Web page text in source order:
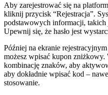
Aby zarejestrować się na
kliknij przycisk “Rejestracja”.
podstawowych informacji, takich
Upewnij się, że hasło jest
Później na ekranie
możesz wpisać kupon
kombinację znaków, aby
aby dokładnie wpisać kod –
stosowanie.